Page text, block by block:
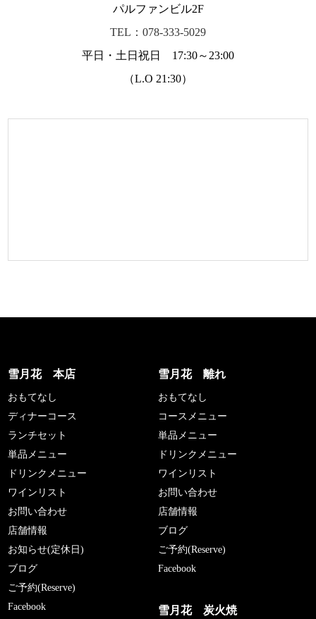
パルファンビル2F
TEL：078-333-5029
平日・土日祝日 17:30～23:00
（L.O 21:30）
雪月花 本店
おもてなし
ディナーコース
ランチセット
単品メニュー
ドリンクメニュー
ワインリスト
お問い合わせ
店舗情報
お知らせ(定休日)
ブログ
ご予約(Reserve)
Facebook
雪月花 離れ
おもてなし
コースメニュー
単品メニュー
ドリンクメニュー
ワインリスト
お問い合わせ
店舗情報
ブログ
ご予約(Reserve)
Facebook
雪月花 炭火焼